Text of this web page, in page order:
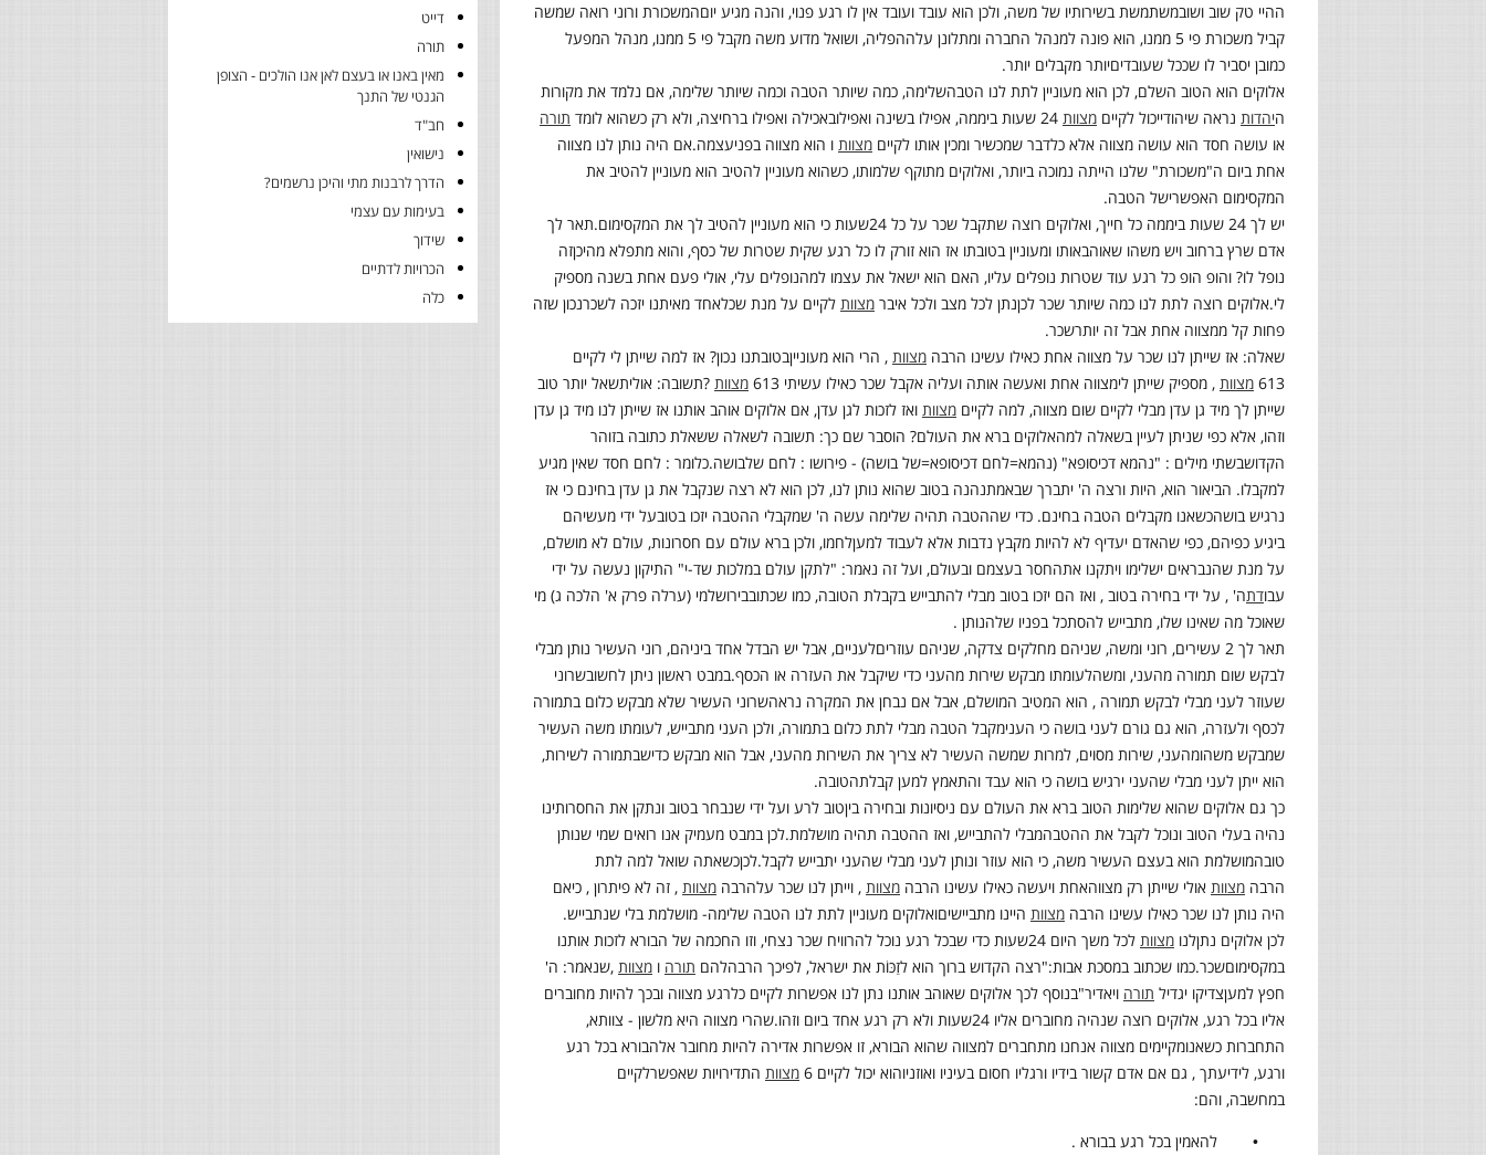
ההיי טק שוב ושובמשתמשת בשירותיו של משה, ולכן הוא עובד ועובד אין לו רגע פנוי, והנה מגיע יוםהמשכורת ורוני רואה שמשה
קביל משכורת פי 5 ממנו, הוא פונה למנהל החברה ומתלונן על
ההפליה, ושואל מדוע משה מקבל פי 5 ממנו, מנהל המפעל
כמובן יסביר לו שככל שעובדיםיותר מקבלים יותר.
אלוקים הוא הטוב השלם, לכן הוא מעוניין לתת לנו הטבהשלימה, כמה שיותר הטבה וכמה שיותר שלימה, אם נלמד את מקורות
היהדות נראה שיהודייכול לקיים מצוות 24 שעות ביממה, אפילו בשינה ואפילובאכילה ואפילו ברחיצה, ולא רק כשהוא לומד תורה
או עושה חסד הוא עושה מצווה אלא כלדבר שמכשיר ומכין אותו לקיים מצוות ו הוא מצווה בפניעצמה.אם היה נותן לנו מצווה
אחת ביום ה"משכורת" שלנו הייתה נמוכה ביותר, ואלוקים מתוקף שלמותו, כשהוא מעוניין להטיב הוא מעוניין להטיב את
המקסימום האפשרישל הטבה.
יש לך 24 שעות ביממה כל חייך, ואלוקים רוצה שתקבל שכר על כל 24
שעות כי הוא מעוניין להטיב לך את המקסימום.תאר לך
אדם שרץ ברחוב ויש משהו שאוהבאותו ומעוניין בטובתו אז הוא זורק לו כל רגע שקית שטרות של כסף, והוא מתפלא מהיכןזה
נופל לו? והופ הופ כל רגע עוד שטרות נופלים עליו, האם הוא ישאל את עצמו למהנופלים עלי, אולי פעם אחת בשנה מספיק
לי.אלוקים רוצה לתת לנו כמה שיותר שכר לכןנתן לכל מצב ולכל איבר מצוות לקיים על מנת שכלאחד מאיתנו יזכה לשכרנכון שזה
פחות קל ממצווה אחת אבל זה יותרשכר.
שאלה: אז שייתן לנו שכר על מצווה אחת כאילו עשינו הרבה מצוות , הרי הוא מעונייןבטובתנו נכון? אז למה שייתן לי לקיים
613 מצוות , מספיק שייתן לימצווה אחת ואעשה אותה ועליה אקבל שכר כאילו עשיתי 613 מצוות ?תשובה: אוליתשאל יותר טוב
שייתן לך מיד גן עדן מבלי לקיים שום מצווה, למה לקיים מצוות ואז לזכות לגן עדן, אם אלוקים אוהב אותנו אז שייתן לנו מיד גן עדן
וזהו, אלא כפי שניתן לעיין בשאלה למהאלוקים ברא את העולם? הוסבר שם כך: תשובה לשאלה ששאלת כתובה בזוהר
הקדושבשתי מילים : "נהמא דכיסופא" (נהמא=לחם דכיסופא=של בושה) - פירושו : לחם שלבושה.כלומר : לחם חסד שאין מגיע
למקבלו. הביאור הוא, היות ורצה ה' יתברך שבאמתנהנה בטוב שהוא נותן לנו, לכן הוא לא רצה שנקבל את גן עדן בחינם כי אז
נרגיש בושהכשאנו מקבלים הטבה בחינם. כדי שההטבה תהיה שלימה עשה ה' שמקבלי ההטבה יזכו בטובעל ידי מעשיהם
ביגיע כפיהם, כפי שהאדם יעדיף לא להיות מקבץ נדבות אלא לעבוד למעןלחמו, ולכן ברא עולם עם חסרונות, עולם לא מושלם,
על מנת שהנבראים ישלימו ויתקנו אתהחסר בעצמם ובעולם, ועל זה נאמר: "לתקן עולם במלכות שד-י" התיקון נעשה על ידי
עבודתה' , על ידי בחירה בטוב , ואז הם יזכו בטוב מבלי להתבייש בקבלת הטובה, כמו שכתובבירושלמי (ערלה פרק א' הלכה ג) מי
שאוכל מה שאינו שלו, מתבייש להסתכל בפניו שלהנותן .
תאר לך 2 עשירים, רוני ומשה, שניהם מחלקים צדקה, שניהם עוזרים
לעניים, אבל יש הבדל אחד ביניהם, רוני העשיר נותן מבלי
לבקש שום תמורה מהעני, ומשהלעומתו מבקש שירות מהעני כדי שיקבל את העזרה או הכסף.במבט ראשון ניתן לחשובשרוני
שעוזר לעני מבלי לבקש תמורה , הוא המטיב המושלם, אבל אם נבחן את המקרה נראהשרוני העשיר שלא מבקש כלום בתמורה
לכסף ולעזרה, הוא גם גורם לעני בושה כי הענימקבל הטבה מבלי לתת כלום בתמורה, ולכן העני מתבייש, לעומתו משה העשיר
שמבקש משהומהעני, שירות מסוים, למרות שמשה העשיר לא צריך את השירות מהעני, אבל הוא מבקש כדישבתמורה לשירות,
הוא ייתן לעני מבלי שהעני ירגיש בושה כי הוא עבד והתאמץ למען קבלתהטובה.
כך גם אלוקים שהוא שלימות הטוב ברא את העולם עם ניסיונות ובחירה ביןטוב לרע ועל ידי שנבחר בטוב ונתקן את החסרותינו
נהיה בעלי הטוב ונוכל לקבל את ההטבהמבלי להתבייש, ואז ההטבה תהיה מושלמת.לכן במבט מעמיק אנו רואים שמי שנותן
טובהמושלמת הוא בעצם העשיר משה, כי הוא עוזר ונותן לעני מבלי שהעני יתבייש לקבל.לכןכשאתה שואל למה לתת
הרבה מצוות אולי שייתן רק מצווהאחת ויעשה כאילו עשינו הרבה מצוות , וייתן לנו שכר עלהרבה מצוות , זה לא פיתרון , כיאם
היה נותן לנו שכר כאילו עשינו הרבה מצוות היינו מתביישיםואלוקים מעוניין לתת לנו הטבה שלימה- מושלמת בלי שנתבייש.
לכן אלוקים נתןלנו מצוות לכל משך היום 24
שעות כדי שבכל רגע נוכל להרוויח שכר נצחי, וזו החכמה של הבורא לזכות אותנו
במקסימוםשכר.כמו שכתוב במסכת אבות:"רצה הקדוש ברוך הוא לזַכּוֹת את ישראל, לפיכך הרבהלהם תורה ו מצוות ,שנאמר: ה'
חפץ למעןצדיקו יגדיל תורה ויאדיר"בנוסף לכך אלוקים שאוהב אותנו נתן לנו אפשרות לקיים כלרגע מצווה ובכך להיות מחוברים
אליו בכל רגע, אלוקים רוצה שנהיה מחוברים אליו 24
שעות ולא רק רגע אחד ביום וזהו.שהרי מצווה היא מלשון - צוותא,
התחברות כשאנומקיימים מצווה אנחנו מתחברים למצווה שהוא הבורא, זו אפשרות אדירה להיות מחובר אלהבורא בכל רגע
ורגע, לידיעתך , גם אם אדם קשור בידיו ורגליו חסום בעיניו ואוזניוהוא יכול לקיים 6 מצוות התדירויות שאפשרלקיים
במחשבה, והם:
•
להאמין בכל רגע בבורא .
דייט
תורה
מאין באנו או בעצם לאן אנו הולכים - הצופן
הגנטי של התנך
חב"ד
נישואין
הדרך לרבנות מתי והיכן נרשמים?
בעימות עם עצמי
שידוך
הכרויות לדתיים
כלה